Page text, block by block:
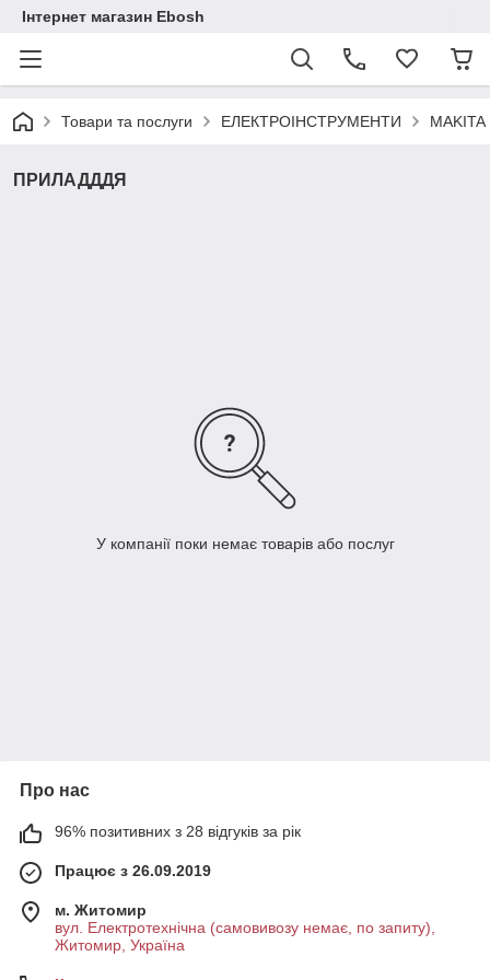
Інтернет магазин Ebosh
Товари та послуги ЕЛЕКТРОІНСТРУМЕНТИ MAKITA
ПРИЛАДДДЯ
У компанії поки немає товарів або послуг
Про нас
96% позитивних з 28 відгуків за рік
Працює з 26.09.2019
м. Житомир
вул. Електротехнічна (самовивозу немає, по запиту),
Житомир, Україна